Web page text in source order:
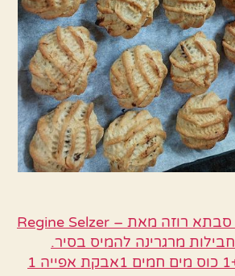
מעמול תמרים של סבתא רוזה מאת – Regine Selzer
המרכיבים – 2.5 חבילות מרגרינה להמיס בסיר.
להוסיף לסיר 1+1/4 כוס מים חמים 1אבקת אפייה 1